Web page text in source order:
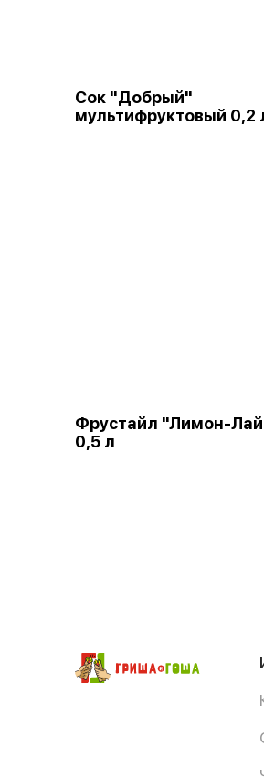
Сок "Добрый"
мультифруктовый 0,2
Фрустайл "Лимон-
0,5 л